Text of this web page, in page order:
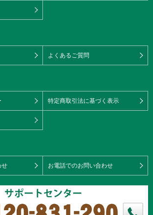
よくあるご質問
特定商取引法に基づく表示
せ お電話でのお問い合わせ